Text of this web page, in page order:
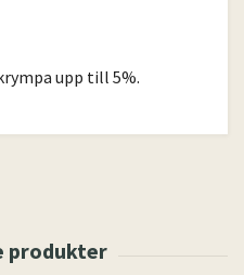
upp till 5%.